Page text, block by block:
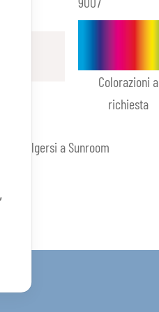
Colorazioni a
richiesta
rivolgersi a Sunroom